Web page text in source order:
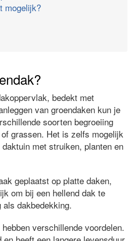
mogelijk?
bedekt met
van groendaken kun je
soorten begroeiing
grassen. Het is zelfs mogelijk
met struiken, planten en
geplaatst op platte daken,
om bij een hellend dak te
dakbedekking.
verschillende voordelen.